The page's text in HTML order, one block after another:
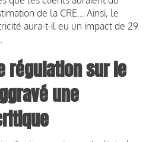
de la CRE… Ainsi, le
aura-t-il eu un impact de 29
régulation sur le
une